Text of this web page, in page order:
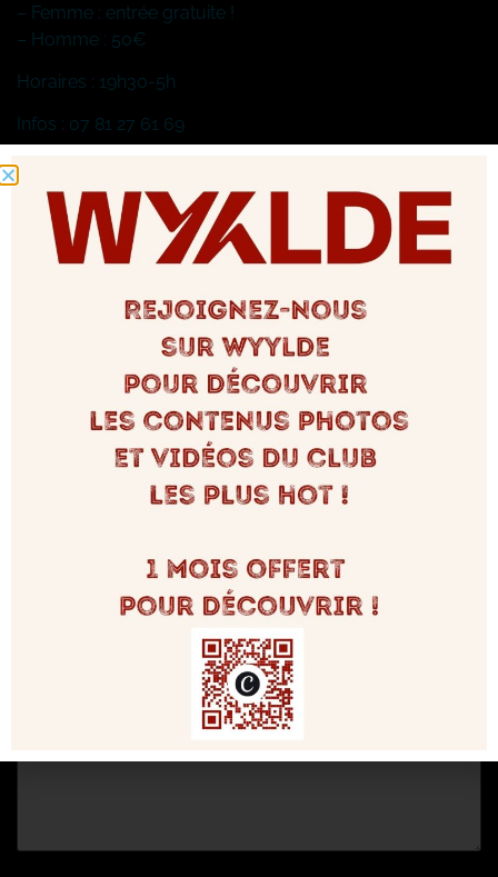
– Femme : entrée gratuite !
– Homme : 50€
Horaires : 19h30-5h
Infos : 07 81 27 61 69
Tags :
Soirées
Laisser un commentaire
obligatoires sont indiqués avec*
Commentaire*